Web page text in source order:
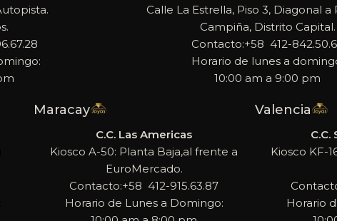
Calle La Estrella, Piso 3, Diagonal a
Campiña, Distrito Capital.
Contacto:+58 412-
Horario de lunes a
10:00 am a 9:00 pm
Maracay
C.C. Las Americas
Kiosco A-50: Planta Baja,al frente a
EuroMercado.
Contacto:+58 412-915.63.87
Horario de Lunes a Domingo:
Valencia
C.C.
Kiosco KF-
Horario